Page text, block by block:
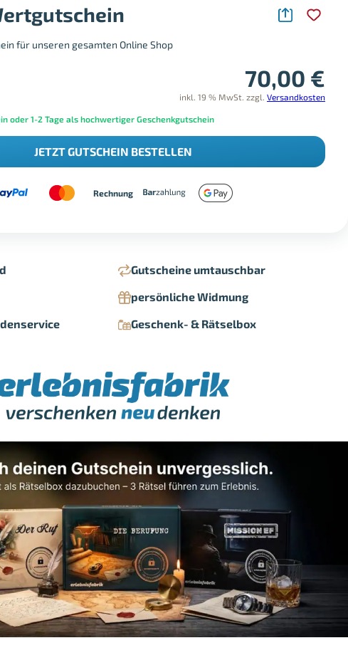
für unseren gesamten Online Shop
70,00 €
inkl. 19 % MwSt. zzgl. Versandkosten
oder 1-2 Tage als hochwertiger Geschenkgutschein
JETZT GUTSCHEIN BESTELLEN
Rechnung
Gutscheine umtauschbar
persönliche Widmung
Geschenk- & Rätselbox